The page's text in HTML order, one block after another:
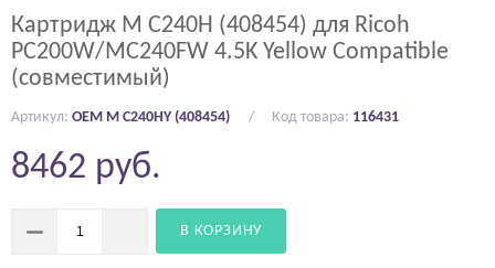
Картридж M C240H (408454) для Ricoh
PC200W/MC240FW 4.5K Yellow Compatible
(совместимый)
Артикул: OEM M C240HY (408454) Код товара: 116431
8462 руб.
В КОРЗИНУ